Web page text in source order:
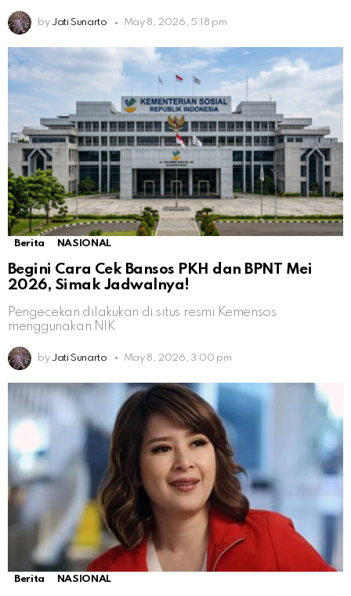
by Jati Sunarto May 8, 2026, 5:18 pm
Berita NASIONAL
Begini Cara Cek Bansos PKH dan BPNT Mei
2026, Simak Jadwalnya!
Pengecekan dilakukan di situs resmi Kemensos
menggunakan NIK
by Jati Sunarto May 8, 2026, 3:00 pm
Berita NASIONAL